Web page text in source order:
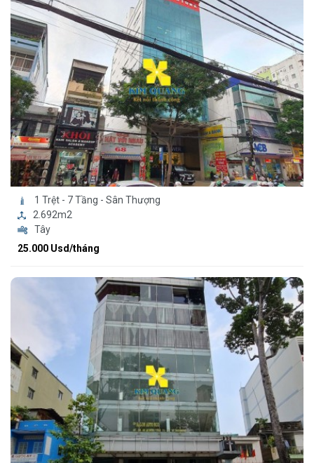
1 Trệt - 7 Tầng - Sân Thượng
2.692m2
Tây
25.000 Usd/tháng